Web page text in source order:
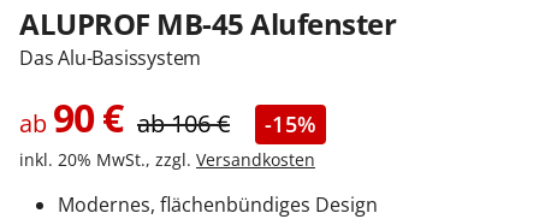
Anmelden / Registrieren
ALUPROF MB-45 Alufenster
Das Alu-Basissystem
ab 90€ ab106€ -15%
inkl. 20% MwSt., zzgl. Versandkosten
Modernes, flächenbündiges Design